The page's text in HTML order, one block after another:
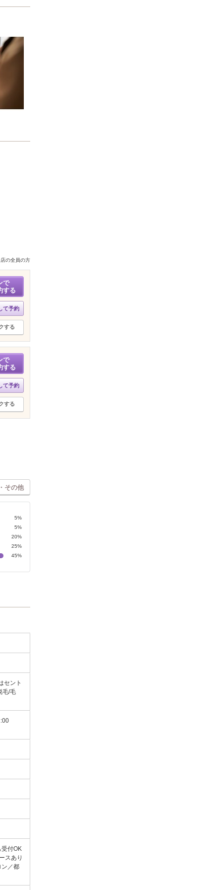
の全員の方
で
する
て予約
する
で
する
て予約
する
その他
5%
5%
20%
25%
45%
セント
毛/毛
付OK
スあり
ン／都